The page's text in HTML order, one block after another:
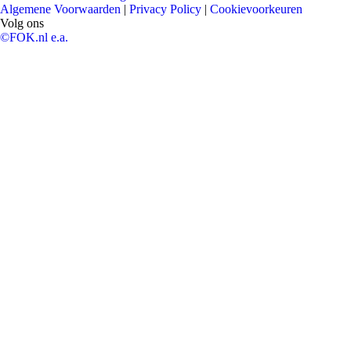
Algemene Voorwaarden | Privacy Policy | Cookievoorkeuren
Volg ons
©FOK.nl e.a.